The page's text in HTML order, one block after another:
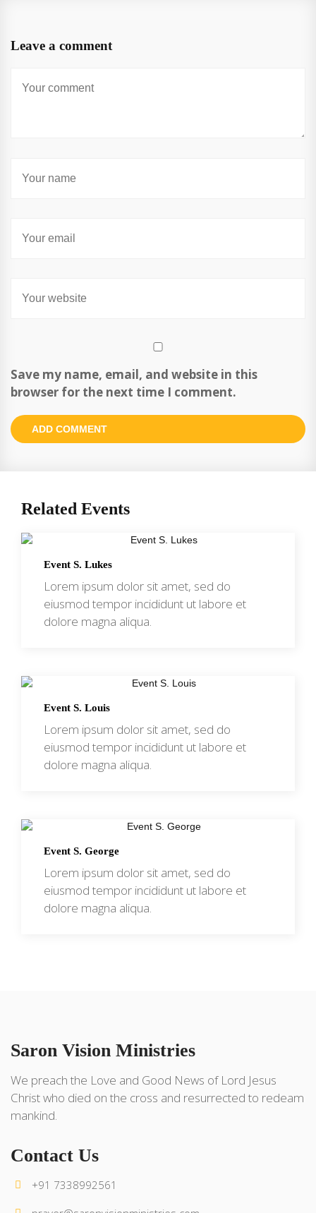
Leave a comment
Save my name, email, and website in this
browser for the next time I comment.
Related Events
Event S. Lukes
Lorem ipsum dolor sit amet, sed do
eiusmod tempor incididunt ut labore et
dolore magna aliqua.
Event S. Louis
Lorem ipsum dolor sit amet, sed do
eiusmod tempor incididunt ut labore et
dolore magna aliqua.
Event S. George
Lorem ipsum dolor sit amet, sed do
eiusmod tempor incididunt ut labore et
dolore magna aliqua.
Saron Vision Ministries
We preach the Love and Good News of Lord Jesus
Christ who died on the cross and resurrected to redeam
mankind.
Contact Us
+91 7338992561